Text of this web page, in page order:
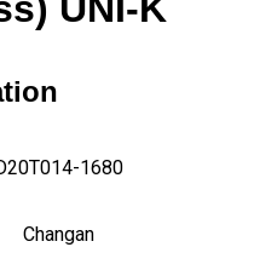
1680
Changan